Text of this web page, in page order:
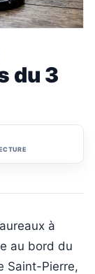
du 3
à
au bord du
Saint-Pierre,